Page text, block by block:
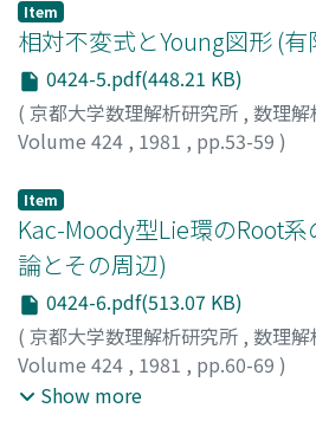
Item
相対不変式とYoung図形 (
0424-5.pdf(448.21 KB)
( 京都大学数理解析研究所 , 数理解
Volume 424 , 1981 , pp.53-59 )
Item
Kac-Moody型Lie環のRoot
論とその周辺)
0424-6.pdf(513.07 KB)
( 京都大学数理解析研究所 , 数理解
Volume 424 , 1981 , pp.60-69 )
岩堀, 長慶;横沼, 健雄
Show more